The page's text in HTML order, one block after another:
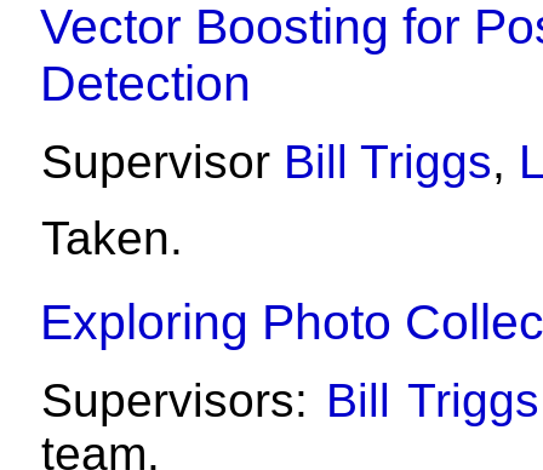
Vector Boosting for
Detection
Supervisor Bill Triggs,
Taken.
Exploring Photo
Supervisors: Bill Triggs
team.